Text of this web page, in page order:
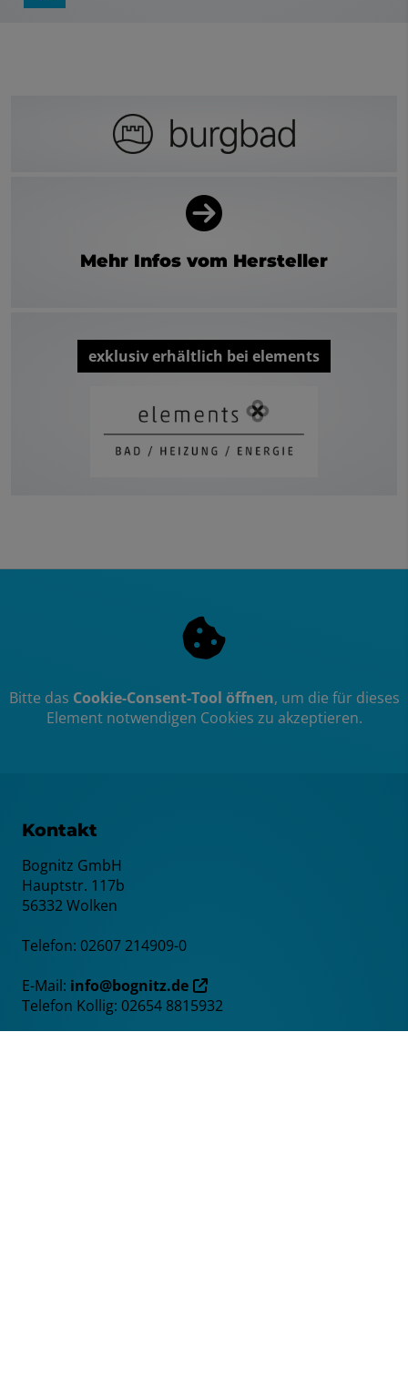
Mehr Infos vom Hersteller
exklusiv erhältlich bei elements
Bitte das Cookie-Consent-Tool öffnen, um die für dieses
Element notwendigen Cookies zu akzeptieren.
Kontakt
Bognitz GmbH
Hauptstr. 117b
56332 Wolken
Telefon: 02607 214909-0
E-Mail: info@bognitz.de
Telefon Kollig: 02654 8815932